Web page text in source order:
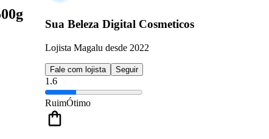
Sua Beleza Digital Cosmeticos
Lojista Magalu desde 2022
Fale com lojista Seguir
1.6
RuimÓtimo